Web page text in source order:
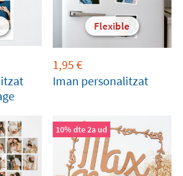
Flexible
1,95 €
Iman personalitzat
10% dte 2a ud